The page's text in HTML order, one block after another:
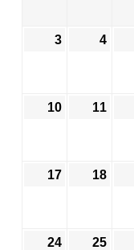
3 4
10 11
17 18
24 25